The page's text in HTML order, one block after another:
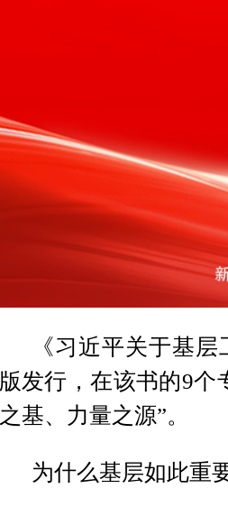
《习近平关于基
版发行，在该书的9个
之基、力量之源”。
为什么基层如此重